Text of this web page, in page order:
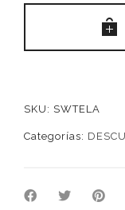
SKU: SWTELA
Categorías: